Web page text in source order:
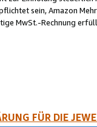
sein, Amazon
MwSt.-Rechnung
FÜR DIE